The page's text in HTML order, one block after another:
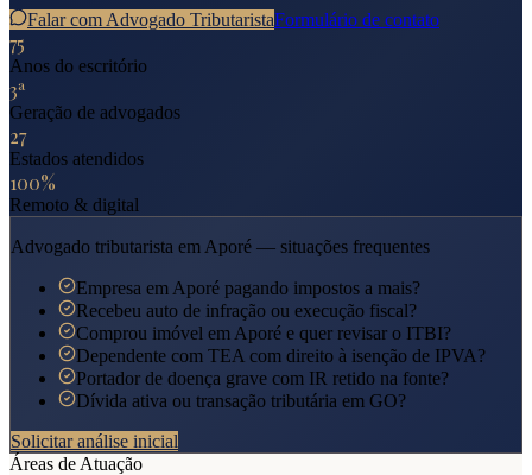
Falar com Advogado TributaristaFormulário de contato
75
Anos do escritório
3ª
Geração de advogados
27
Estados atendidos
100%
Remoto & digital
Advogado tributarista em Aporé — situações frequentes
Empresa em Aporé pagando impostos a mais?
Recebeu auto de infração ou execução fiscal?
Comprou imóvel em Aporé e quer revisar o ITBI?
Dependente com TEA com direito à isenção de IPVA?
Portador de doença grave com IR retido na fonte?
Dívida ativa ou transação tributária em GO?
Solicitar análise inicial
Áreas de Atuação